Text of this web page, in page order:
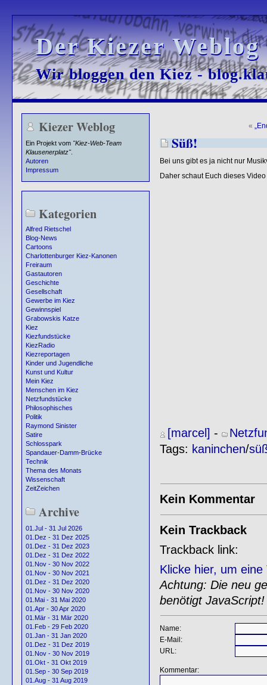
Der Kiezer
Der Kiezer
Wir bloggen den Kiez -
Wir bloggen den Kiez -
Kiezer Weblog
Ein Projekt vom "Kiez-Web-Team
Klausenerplatz".
Autoren
Impressum
Kategorien
Alfred Rietschel
Blog-News
Cartoons
Charlottenburger Kiez-Kanonen
Freiraum
Gastautoren
Geschichte
Gesellschaft
Gewerbe im Kiez
Gewinnspiel
Grabowskis Katze
Kiez
Kiezfundstücke
KiezRadio
Kiezreportagen
Kinder und Jugendliche
Kunst und Kultur
Mein Kiez
Menschen im Kiez
Netzfundstücke
Philosophisches
Politik
Raymond Sinister
Satire
Schlosspark
Spandauer-Damm-Brücke
Technik
Thema des Monats
Wissenschaft
ZeitZeichen
Archive
01.Jul - 31 Jul 2026
01.Dez - 31 Dez 2025
01.Dez - 31 Dez 2023
01.Dez - 31 Dez 2022
01.Nov - 30 Nov 2022
01.Nov - 30 Nov 2021
01.Dez - 31 Dez 2020
01.Nov - 30 Nov 2020
01.Mai - 31 Mai 2020
01.Apr - 30 Apr 2020
01.Mär - 31 Mär 2020
01.Feb - 29 Feb 2020
01.Jan - 31 Jan 2020
01.Dez - 31 Dez 2019
01.Nov - 30 Nov 2019
01.Okt - 31 Okt 2019
01.Sep - 30 Sep 2019
01.Aug - 31 Aug 2019
«
Süß!
Bei uns gibt es ja nicht nur
Daher schaut Euch dieses
[marcel] -
Tags: kaninchen/
Kein Kommentar
Kein Trackback
Trackback link:
Klicke hier, um
Achtung: Die neu
benötigt JavaScript!
Name:
E-Mail:
URL:
Kommentar: